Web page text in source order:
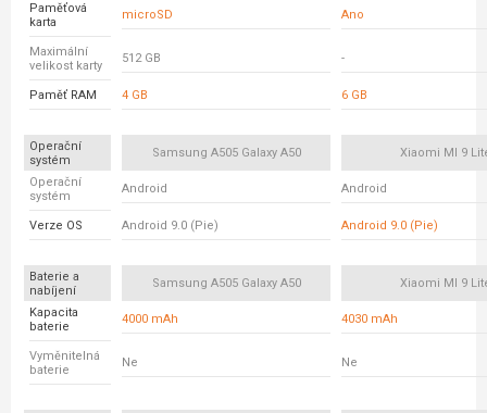
Paměťová
karta
microSD Ano
Maximální
velikost karty
512 GB -
Paměť RAM 4 GB 6 GB
Operační
systém
Samsung A505 Galaxy A50 Xiaomi MI 9
Operační
systém
Android Android
Verze OS Android 9.0 (Pie) Android 9.0 (Pie)
Baterie a
nabíjení
Samsung A505 Galaxy A50 Xiaomi MI 9
Kapacita
baterie
4000 mAh 4030 mAh
Vyměnitelná
baterie
Ne Ne